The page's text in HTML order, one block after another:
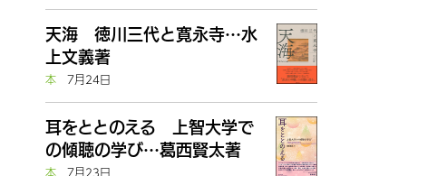
天海 徳川三代と寛永寺…水
上文義著
本
7月24日
耳をととのえる 上智大学で
の傾聴の学び…葛西賢太著
本
7月23日